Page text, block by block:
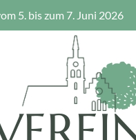
5. bis zum 7. Juni 2026